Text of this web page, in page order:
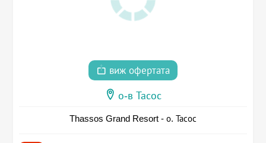
виж офертата
о-в Тасос
Thassos Grand Resort - о. Тасос